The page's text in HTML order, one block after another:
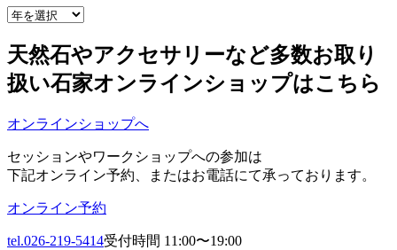
天然石やアクセサリーなど多数お取り
扱い石家オンラインショップはこちら
オンラインショップへ
セッションやワークショップへの参加は
下記オンライン予約、またはお電話にて承っております。
オンライン予約
tel.026-219-5414受付時間 11:00〜19:00